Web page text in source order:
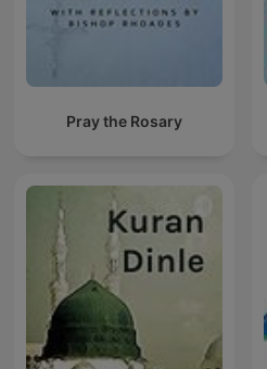
Pray the Rosary